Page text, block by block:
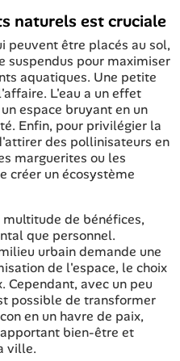
naturels est cruciale
peuvent être placés au sol,
suspendus pour maximiser
aquatiques. Une petite
L'eau a un effet
espace bruyant en un
Enfin, pour privilégier la
des pollinisateurs en
marguerites ou les
créer un écosystème
de bénéfices,
que personnel.
urbain demande une
de l'espace, le choix
Cependant, avec un peu
possible de transformer
en un havre de paix,
bien-être et
ville.